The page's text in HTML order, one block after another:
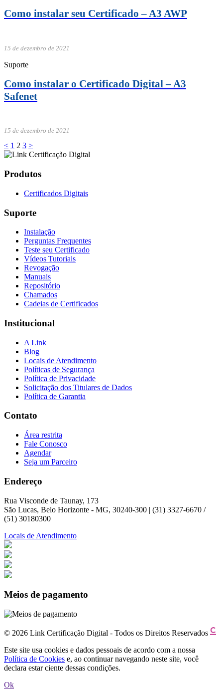
Como instalar seu Certificado – A3 AWP
15 de dezembro de 2021
Suporte
Como instalar o Certificado Digital – A3
Safenet
15 de dezembro de 2021
< 1 2 3 >
Produtos
Certificados Digitais
Suporte
Instalação
Perguntas Frequentes
Teste seu Certificado
Vídeos Tutoriais
Revogação
Manuais
Repositório
Chamados
Cadeias de Certificados
Institucional
A Link
Blog
Locais de Atendimento
Políticas de Segurança
Política de Privacidade
Solicitação dos Titulares de Dados
Política de Garantia
Contato
Área restrita
Fale Conosco
Agendar
Seja um Parceiro
Endereço
Rua Visconde de Taunay, 173
São Lucas, Belo Horizonte - MG, 30240-300 | (31) 3327-6670 /
(51) 30180300
Locais de Atendimento
Meios de pagamento
© 2026 Link Certificação Digital - Todos os Direitos Reservados
Este site usa cookies e dados pessoais de acordo com a nossa
Política de Cookies e, ao continuar navegando neste site, você
declara estar ciente dessas condições.
Ok